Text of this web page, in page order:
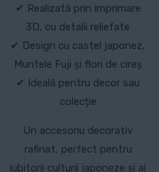
✔ Realizată prin imprimare
3D, cu detalii reliefate
✔ Design cu castel japonez,
Muntele Fuji și flori de cireș
✔ Ideală pentru decor sau
colecție
Un accesoriu decorativ
rafinat, perfect pentru
iubitorii culturii japoneze și ai